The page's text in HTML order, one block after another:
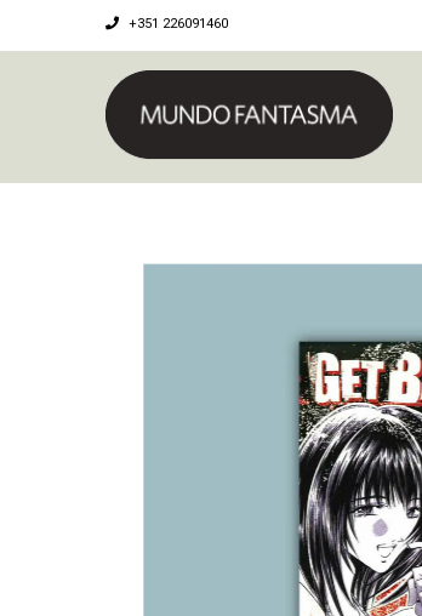
+351 226091460